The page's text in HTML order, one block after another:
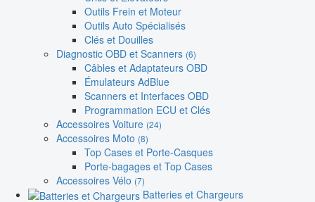
Outils Frein et Moteur
Outils Auto Spécialisés
Clés et Douilles
Diagnostic OBD et Scanners (6)
Câbles et Adaptateurs OBD
Émulateurs AdBlue
Scanners et Interfaces OBD
Programmation ECU et Clés
Accessoires Voiture (24)
Accessoires Moto (8)
Top Cases et Porte-Casques
Porte-bagages et Top Cases
Accessoires Vélo (7)
Batteries et Chargeurs